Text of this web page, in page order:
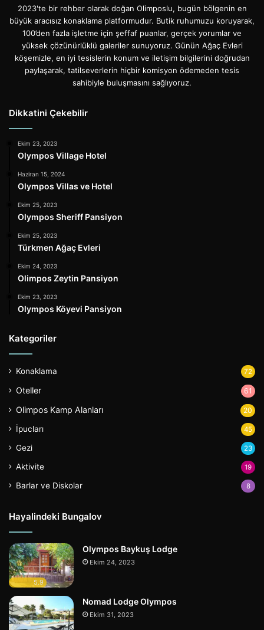
2023'te bir rehber olarak doğan Olimposlu, bugün bölgenin en
büyük aracısız konaklama platformudur. Butik ruhumuzu koruyarak,
100’den fazla işletme için şeffaf puanlar, gerçek yorumlar ve
yüksek çözünürlüklü galeriler sunuyoruz. Günün Ağaç Evleri
köşemizle, en iyi tesislerin konum ve iletişim bilgilerini doğrudan
paylaşarak, tatilseverlerin hiçbir komisyon ödemeden tesis
sahibiyle buluşmasını sağlıyoruz.
Dikkatini Çekebilir
Ekim 23, 2023
Olympos Village Hotel
Haziran 15, 2024
Olympos Villas ve Hotel
Ekim 25, 2023
Olympos Sheriff Pansiyon
Ekim 25, 2023
Türkmen Ağaç Evleri
Ekim 24, 2023
Olimpos Zeytin Pansiyon
Ekim 23, 2023
Olympos Köyevi Pansiyon
Kategoriler
Konaklama 72
Oteller 61
Olimpos Kamp Alanları 20
İpucları 45
Gezi 23
Aktivite 19
Barlar ve Diskolar 8
Hayalindeki Bungalov
5.9
Olympos Baykuş Lodge
Ekim 24, 2023
Nomad Lodge Olympos
Ekim 31, 2023